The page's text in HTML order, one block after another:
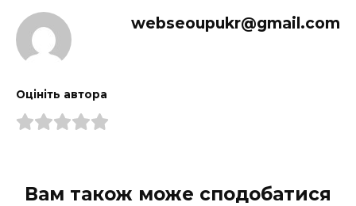
webseoupukr@gmail.com
Оцініть автора
Вам також може сподобатися